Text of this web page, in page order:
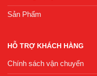
Sản Phẩm
HỖ TRỢ KHÁCH HÀNG
Chính sách vận chuyển